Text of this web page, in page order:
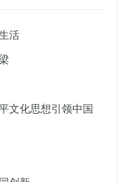
活
文化思想引领中国